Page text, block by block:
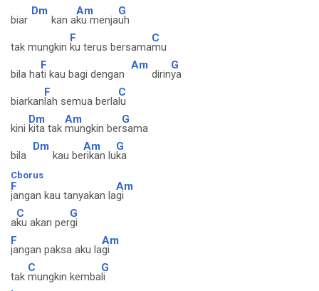
biar
Dm
kan a
Am
ku menja
G
uh
tak mungkin
F
ku terus bersama
C
mu
bila ha
F
ti kau bagi dengan
Am
dirin
G
ya
biarkan
F
lah semua berla
C
lu
kini
Dm
kita tak
Am
mungkin ber
G
sama
bila
Dm
kau be
Am
rikan lu
G
ka
Cborus
F
jangan kau tanyakan la
Am
gi
a
C
ku akan per
G
gi
F
jangan paksa aku la
Am
gi
tak
C
mungkin kemba
G
li